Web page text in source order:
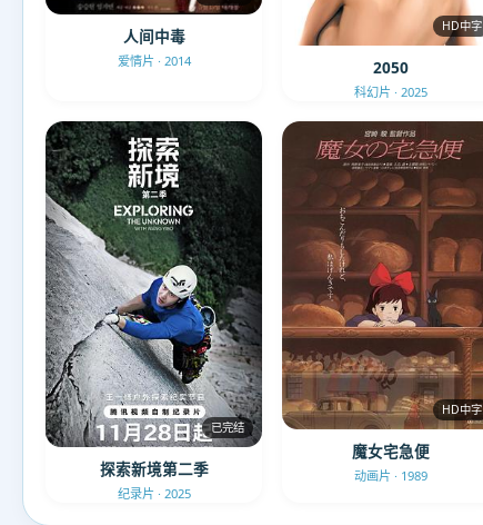
人间中毒
爱情片 · 2014
HD中字
2050
科幻片 · 2025
已完结
探索新境第二季
纪录片 · 2025
HD中字
魔女宅急便
动画片 · 1989